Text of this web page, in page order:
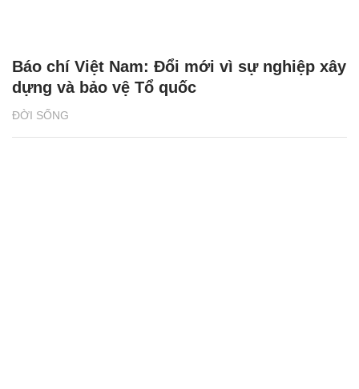
ĐỜI SỐNG
Báo chí Việt Nam: Đổi mới vì sự nghiệp xây
dựng và bảo vệ Tổ quốc